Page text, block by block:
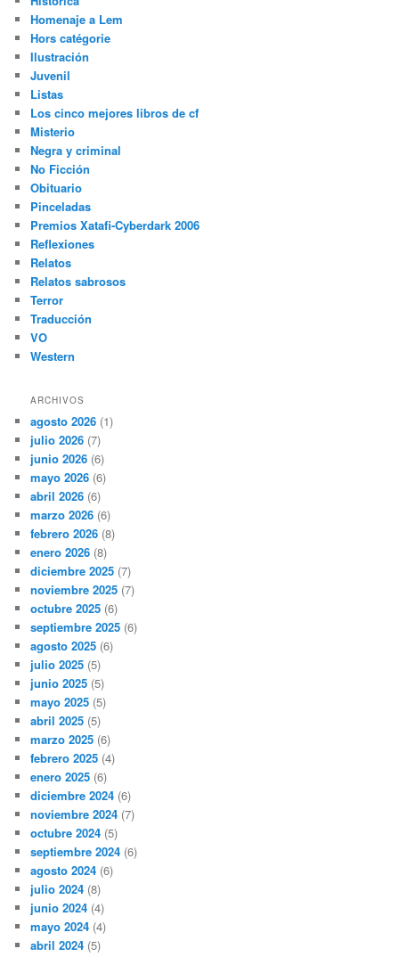
Homenaje a Lem
Hors catégorie
Ilustración
Juvenil
Listas
Los cinco mejores libros de cf
Misterio
Negra y criminal
No Ficción
Obituario
Pinceladas
Premios Xatafi-Cyberdark 2006
Reflexiones
Relatos
Relatos sabrosos
Terror
Traducción
VO
Western
ARCHIVOS
agosto 2026 (1)
julio 2026 (7)
junio 2026 (6)
mayo 2026 (6)
abril 2026 (6)
marzo 2026 (6)
febrero 2026 (8)
enero 2026 (8)
diciembre 2025 (7)
noviembre 2025 (7)
octubre 2025 (6)
septiembre 2025 (6)
agosto 2025 (6)
julio 2025 (5)
junio 2025 (5)
mayo 2025 (5)
abril 2025 (5)
marzo 2025 (6)
febrero 2025 (4)
enero 2025 (6)
diciembre 2024 (6)
noviembre 2024 (7)
octubre 2024 (5)
septiembre 2024 (6)
agosto 2024 (6)
julio 2024 (8)
junio 2024 (4)
mayo 2024 (4)
abril 2024 (5)